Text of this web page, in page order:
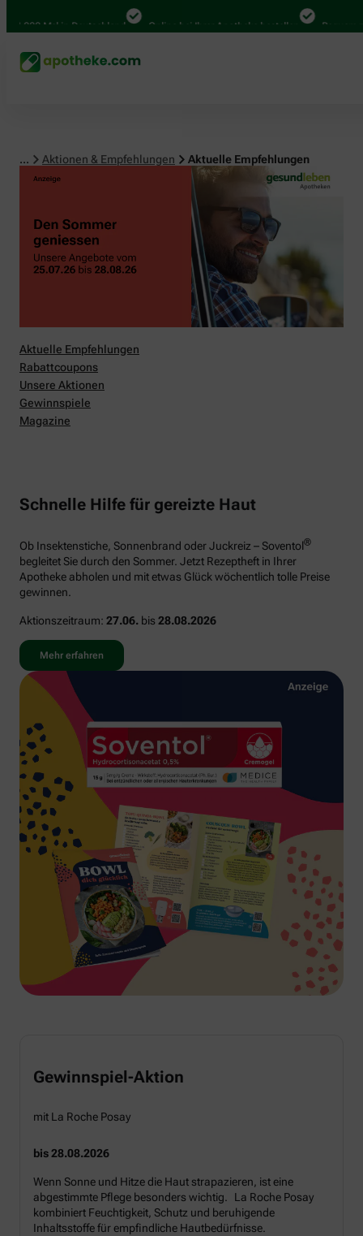
Mal in Deutschland Online bei Ihrer Apotheke bestellen Bequem
... Aktionen & Empfehlungen Aktuelle Empfehlungen
Aktuelle Empfehlungen
Rabattcoupons
Unsere Aktionen
Gewinnspiele
Magazine
Schnelle Hilfe für gereizte Haut
Ob Insektenstiche, Sonnenbrand oder Juckreiz – Soventol®
begleitet Sie durch den Sommer. Jetzt Rezeptheft in Ihrer
Apotheke abholen und mit etwas Glück wöchentlich tolle Preise
gewinnen.
Aktionszeitraum: 27.06. bis 28.08.2026
Mehr erfahren
Gewinnspiel-Aktion
mit La Roche Posay
bis 28.08.2026
Wenn Sonne und Hitze die Haut strapazieren, ist eine
abgestimmte Pflege besonders wichtig. La Roche Posay
kombiniert Feuchtigkeit, Schutz und beruhigende
Inhaltsstoffe für empfindliche Hautbedürfnisse.